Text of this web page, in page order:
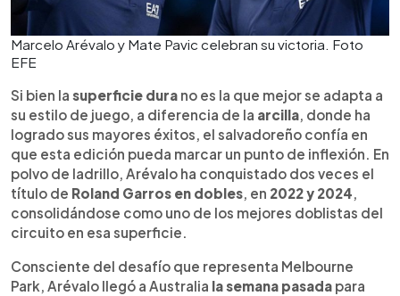
Marcelo Arévalo y Mate Pavic celebran su victoria. Foto
EFE
Si bien la superficie dura no es la que mejor se adapta a
su estilo de juego, a diferencia de la arcilla, donde ha
logrado sus mayores éxitos, el salvadoreño confía en
que esta edición pueda marcar un punto de inflexión. En
polvo de ladrillo, Arévalo ha conquistado dos veces el
título de Roland Garros en dobles, en 2022 y 2024,
consolidándose como uno de los mejores doblistas del
circuito en esa superficie.
Consciente del desafío que representa Melbourne
Park, Arévalo llegó a Australia la semana pasada para